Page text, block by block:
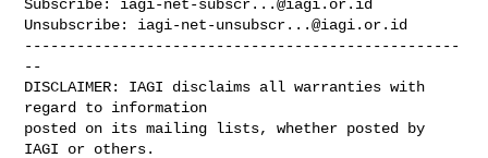
Subscribe: iagi-net-subscr...@iagi.or.id
Unsubscribe: iagi-net-unsubscr...@iagi.or.id
--------------------------------------------------
--
DISCLAIMER: IAGI disclaims all warranties with
regard to information
posted on its mailing lists, whether posted by
IAGI or others.